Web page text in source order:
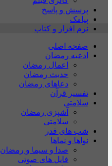
پرسش و پاسخ
پیامک
نرم افزار و کتاب
صفحه اصلی
ادعیه رمضان
اعمال رمضان
حدیث رمضان
دعاهای رمضان
تفسیر قرآن
سلامتی
آشپزی رمضان
سلامتی
شب های قدر
نواها و نماها
صدا و سیما و رمضان
فایل های صوتی